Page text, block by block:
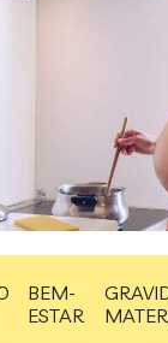
BEM-
ESTAR